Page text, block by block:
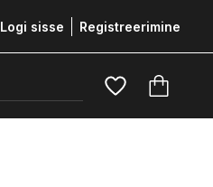
Logi sisse Registreerimine